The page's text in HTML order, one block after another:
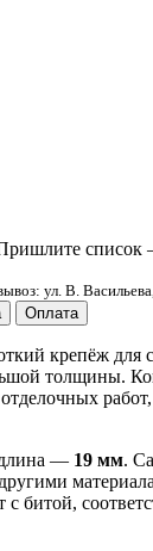
список
ул. В.
Оплата
крепёж для
толщины.
— 19 мм.
с битой,